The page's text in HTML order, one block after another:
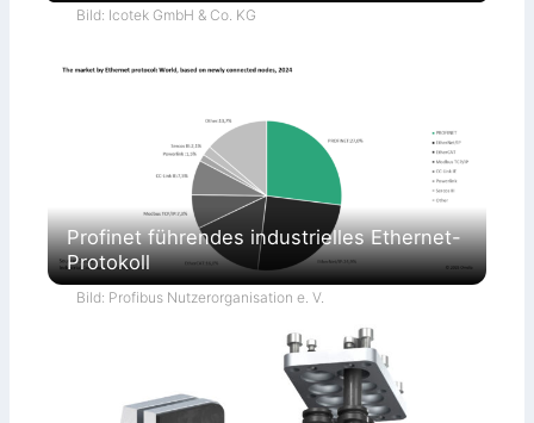
Bild: Icotek GmbH & Co. KG
Profinet führendes industrielles Ethernet-
Protokoll
Bild: Profibus Nutzerorganisation e. V.